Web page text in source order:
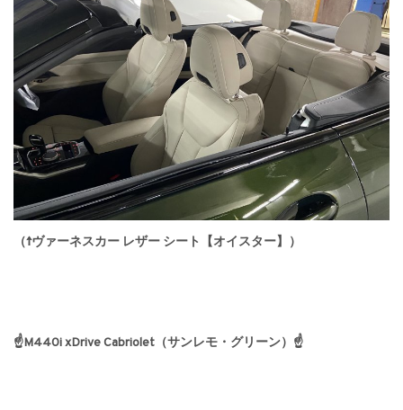
（↑ヴァーネスカー レザー シート【オイスター】）
☝M440i xDrive Cabriolet（サンレモ・グリーン）☝